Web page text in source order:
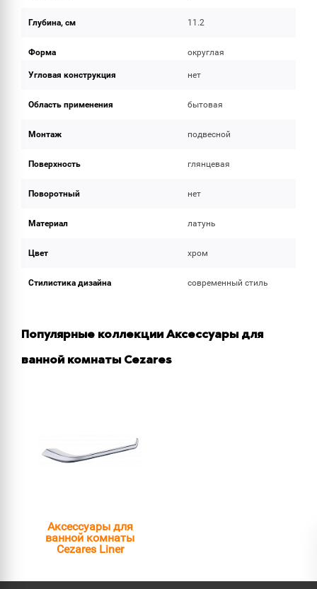
Глубина, см 11.2
Форма округлая
Угловая конструкция нет
Область применения бытовая
Монтаж подвесной
Поверхность глянцевая
Поворотный нет
Материал латунь
Цвет хром
Стилистика дизайна современный стиль
Популярные коллекции Аксессуары для
ванной комнаты Cezares
Аксессуары для
ванной комнаты
Cezares Liner